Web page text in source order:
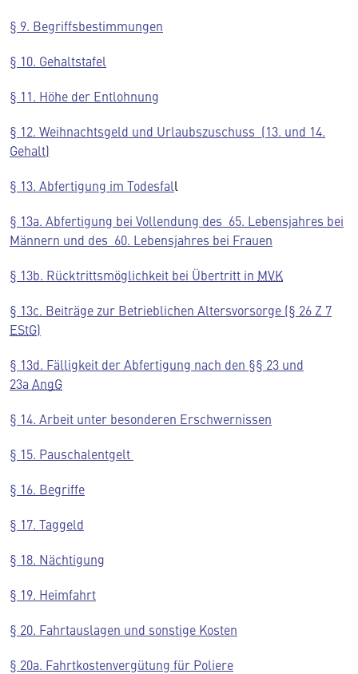
§ 9. Begriffsbestimmungen
§ 10. Gehaltstafel
§ 11. Höhe der Entlohnung
§ 12. Weihnachtsgeld und Urlaubszuschuss (13. und 14.
Gehalt)
§ 13. Abfertigung im Todesfall
§ 13a. Abfertigung bei Vollendung des 65. Lebensjahres bei
Männern und des 60. Lebensjahres bei Frauen
§ 13b. Rücktrittsmöglichkeit bei Übertritt in MVK
§ 13c. Beiträge zur Betrieblichen Altersvorsorge (§ 26 Z 7
EStG)
§ 13d. Fälligkeit der Abfertigung nach den §§ 23 und
23a AngG
§ 14. Arbeit unter besonderen Erschwernissen
§ 15. Pauschalentgelt
§ 16. Begriffe
§ 17. Taggeld
§ 18. Nächtigung
§ 19. Heimfahrt
§ 20. Fahrtauslagen und sonstige Kosten
§ 20a. Fahrtkostenvergütung für Poliere